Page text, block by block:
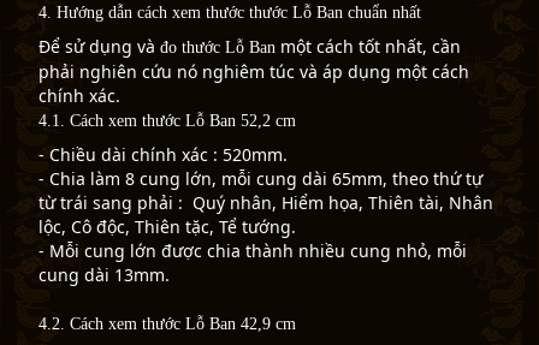
4. Hướng dẫn cách xem thước thước Lỗ Ban chuẩn nhất
Để sử dụng và đo thước Lỗ Ban một cách tốt nhất, cần
phải nghiên cứu nó nghiêm túc và áp dụng một cách
chính xác.
4.1. Cách xem thước Lỗ Ban 52,2 cm
- Chiều dài chính xác : 520mm.
- Chia làm 8 cung lớn, mỗi cung dài 65mm, theo thứ tự
từ trái sang phải : Quý nhân, Hiểm họa, Thiên tài, Nhân
lộc, Cô độc, Thiên tặc, Tể tướng.
- Mỗi cung lớn được chia thành nhiều cung nhỏ, mỗi
cung dài 13mm.
4.2. Cách xem thước Lỗ Ban 42,9 cm